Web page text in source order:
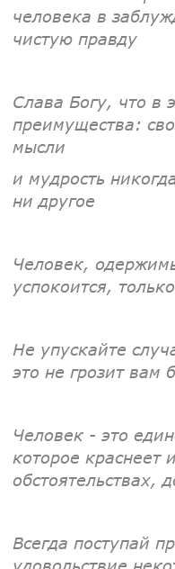
человека в
чистую правду
Слава Богу, что в
преимущества:
мысли
и мудрость
ни другое
Человек,
успокоится,
Не упускайте
это не грозит
Человек - это
которое краснеет
обстоятельствах,
Всегда поступай